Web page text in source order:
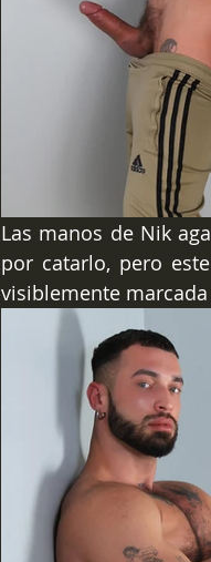
Las manos de Nik
por catarlo, pero
visiblemente